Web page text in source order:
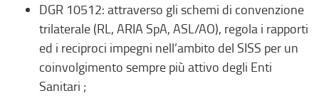
DGR 10512: attraverso gli schemi di convenzione
trilaterale (RL, ARIA SpA, ASL/AO), regola i rapporti
ed i reciproci impegni nell’ambito del SISS per un
coinvolgimento sempre più attivo degli Enti
Sanitari ;